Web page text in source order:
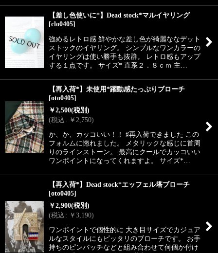
【差し色使いに*】Dead stock*マルイヤリング
[clo0405]
強めるレトロ感 鮮やかな差し色が綺麗ななデット
ストックのイヤリング。 シンプルなワンカラーの
イヤリングは使い勝手も抜群。 レトロ感もアップ
する１点です。 サイズ* 直系２．８ｃｍ 主…
【再入荷*】未使用*躍動感たっぷりブローチ
[oto0405]
￥2,500(税別)
(税込: ￥ 2,750)
か、か、カッコいい！！ ♯再入荷できました この
フォルムに惚れました。 メタリックな感じに首周
りのラインストーン。 最高にクールでカッコいい
ワンポイントになってくれますよ。 サイズ*…
【再入荷*】Dead stock*エッフェル塔ブローチ
[oto0405]
￥2,900(税別)
(税込: ￥3,190)
ワンポイントで個性的に 大き目サイズでカジュア
ルなスタイルにもピッタリのブローチです。 お手
持ちのピンバッチなどと組み合わせて何個か付け